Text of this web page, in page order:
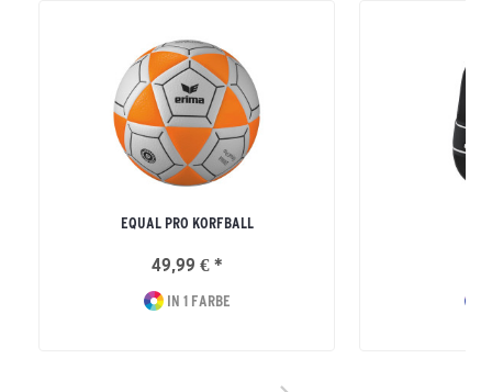
EQUAL PRO KORFBALL
49,99 € *
IN 1 FARBE